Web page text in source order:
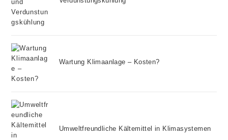
Wartung Klimaanlage – Kosten?
Umweltfreundliche Kältemittel in Klimasystemen